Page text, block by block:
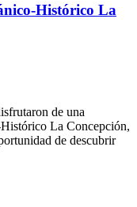
Histórico La
de una
La Concepción,
de descubrir